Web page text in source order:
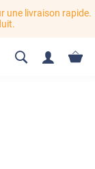
une livraison rapide.